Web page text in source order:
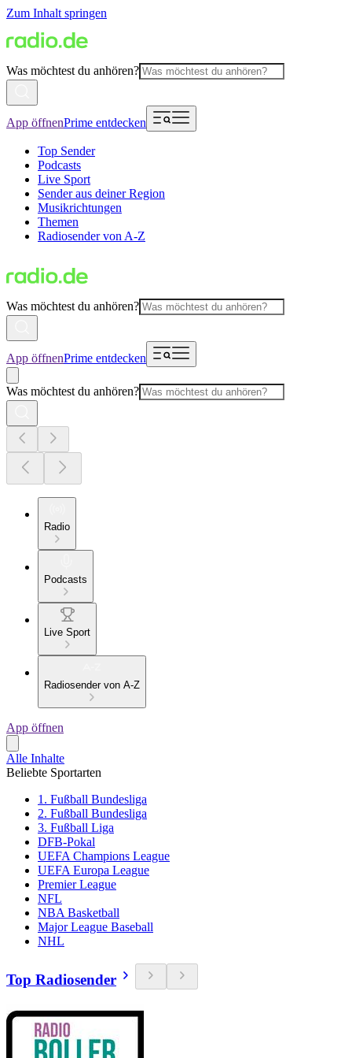
Zum Inhalt springen
Was möchtest du anhören?
App öffnenPrime entdecken
Top Sender
Podcasts
Live Sport
Sender aus deiner Region
Musikrichtungen
Themen
Radiosender von A-Z
Was möchtest du anhören?
App öffnenPrime entdecken
Was möchtest du anhören?
Radio
Podcasts
Live Sport
Radiosender von A-Z
App öffnen
Alle Inhalte
Beliebte Sportarten
1. Fußball Bundesliga
2. Fußball Bundesliga
3. Fußball Liga
DFB-Pokal
UEFA Champions League
UEFA Europa League
Premier League
NFL
NBA Basketball
Major League Baseball
NHL
Top Radiosender